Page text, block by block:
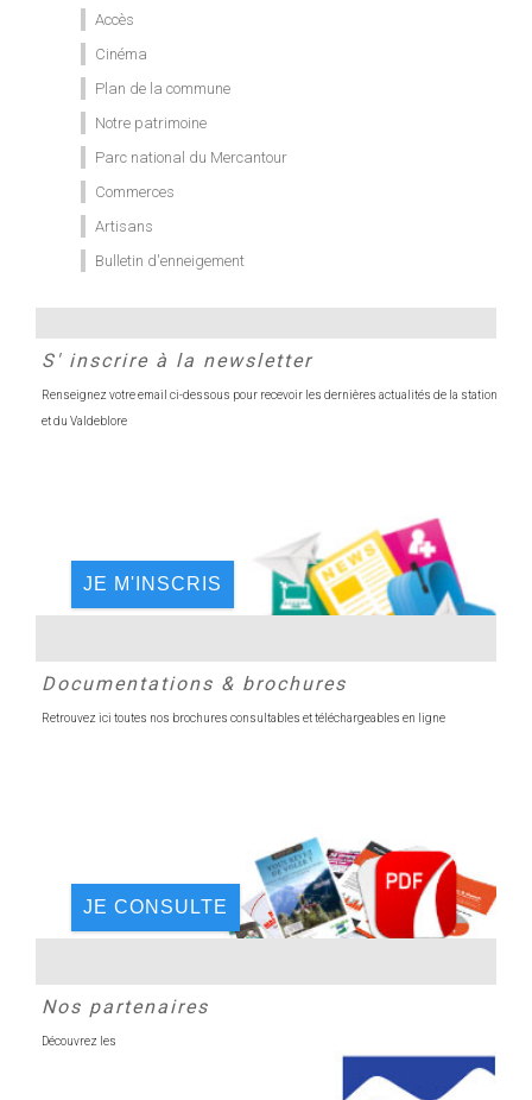
Accès
Cinéma
Plan de la commune
Notre patrimoine
Parc national du Mercantour
Commerces
Artisans
Bulletin d'enneigement
S' inscrire à la newsletter
Renseignez votre email ci-dessous pour recevoir les dernières actualités de la station
et du Valdeblore
JE M'INSCRIS
Documentations & brochures
Retrouvez ici toutes nos brochures consultables et téléchargeables en ligne
JE CONSULTE
Nos partenaires
Découvrez les